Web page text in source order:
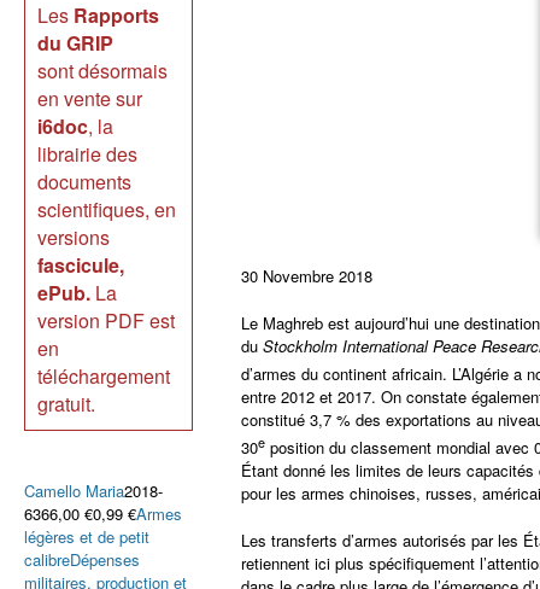
30 Novembre 2018
Le Maghreb est aujourd’hui une
du Stockholm International Peace
d’armes du continent africain. L’Algérie a
entre 2012 et 2017. On constate
constitué 3,7 % des exportations au
30e position du classement mondial avec
Étant donné les limites de leurs
pour les armes chinoises, russes,
Les transferts d’armes autorisés par les
retiennent ici plus spécifiquement
Les Rapports
du GRIP
sont désormais
en vente sur
i6doc, la
librairie des
documents
scientifiques, en
versions
fascicule,
ePub. La
version PDF est
en
téléchargement
gratuit.
Camello Maria2018-
6366,00 €0,99 €Armes
légères et de petit
calibreDépenses
militaires, production et